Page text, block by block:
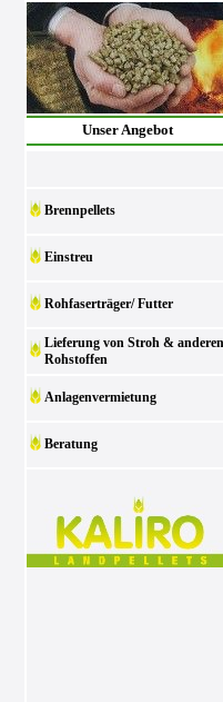
Unser Angebot
Brennpellets
Einstreu
Rohfaserträger/ Futter
Lieferung von Stroh & anderen
Rohstoffen
Anlagenvermietung
Beratung